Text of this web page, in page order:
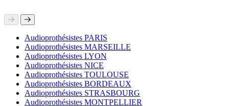
Audioprothésistes PARIS
Audioprothésistes MARSEILLE
Audioprothésistes LYON
Audioprothésistes NICE
Audioprothésistes TOULOUSE
Audioprothésistes BORDEAUX
Audioprothésistes STRASBOURG
Audioprothésistes MONTPELLIER